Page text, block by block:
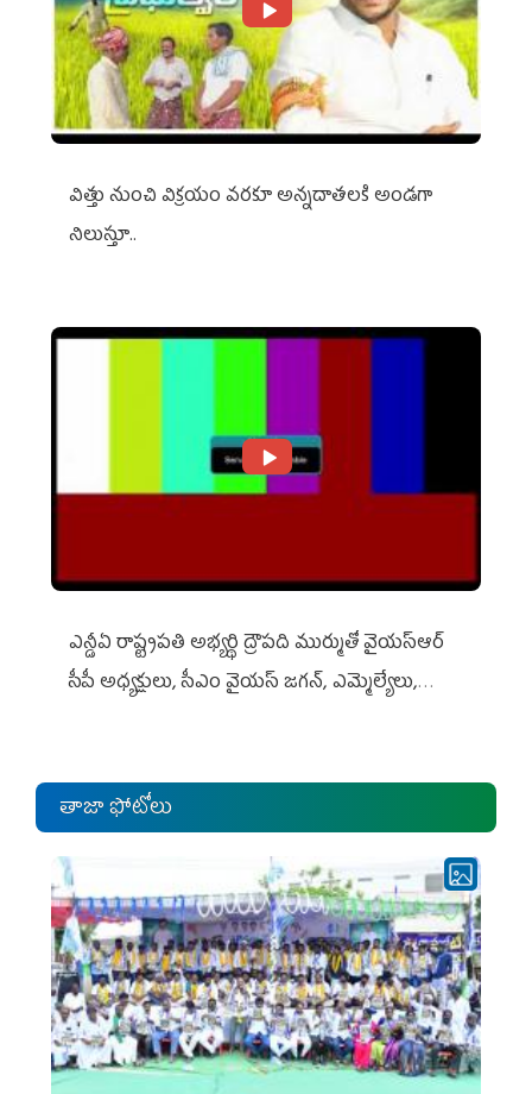
విత్తు నుంచి విక్రయం వరకూ అన్నదాతలకి అండగా
నిలుస్తూ..
ఎన్డీఏ రాష్ట్ర‌ప‌తి అభ్య‌ర్థి ద్రౌప‌ది ముర్ముతో వైయ‌స్ఆర్
సీపీ అధ్య‌క్షులు, సీఎం వైయ‌స్ జ‌గ‌న్, ఎమ్మెల్యేలు,
తాజా ఫోటోలు